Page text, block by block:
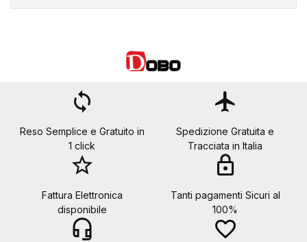
loop
Reso Semplice e Gratuito in
1 click
flight
Spedizione Gratuita e
Tracciata in Italia
star_border
Fattura Elettronica
disponibile
lock
Tanti pagamenti Sicuri al
100%
headset_mic favorite_border